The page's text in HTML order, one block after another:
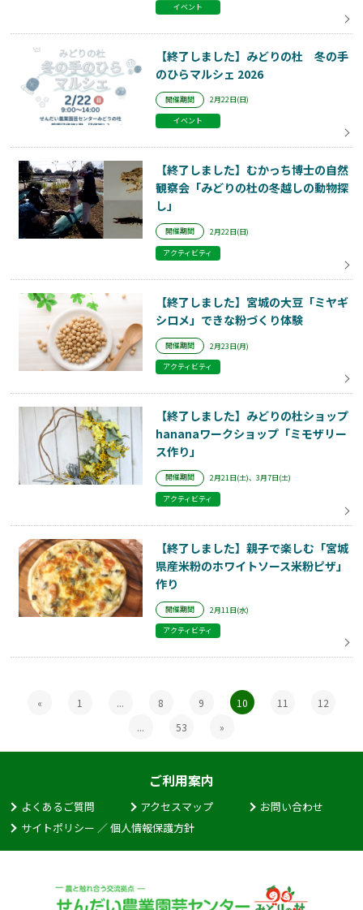
イベント
【終了しました】みどりの杜 冬の手
のひらマルシェ 2026
開催期間
2月22日(日)
イベント
【終了しました】むかっち博士の自然
観察会「みどりの杜の冬越しの動物探
し」
開催期間
2月22日(日)
アクティビティ
【終了しました】宮城の大豆「ミヤギ
シロメ」できな粉づくり体験
開催期間
2月23日(月)
アクティビティ
【終了しました】みどりの杜ショップ
hananaワークショップ「ミモザリー
ス作り」
開催期間
2月21日(土)、3月7日(土)
アクティビティ
【終了しました】親子で楽しむ「宮城
県産米粉のホワイトソース米粉ピザ」
作り
開催期間
2月11日(水)
アクティビティ
« 1 ... 8 9 10 11
12
...
53 »
ご利用案内
よくあるご質問 アクセスマップ
お問い合わせ
サイトポリシー ／ 個人情報保護方針